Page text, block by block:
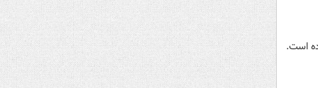
است.